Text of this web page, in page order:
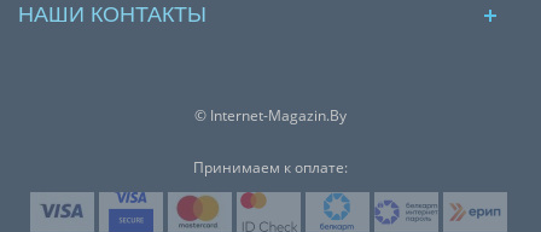
НАШИ КОНТАКТЫ
© Internet-Magazin.By
Принимаем к оплате: